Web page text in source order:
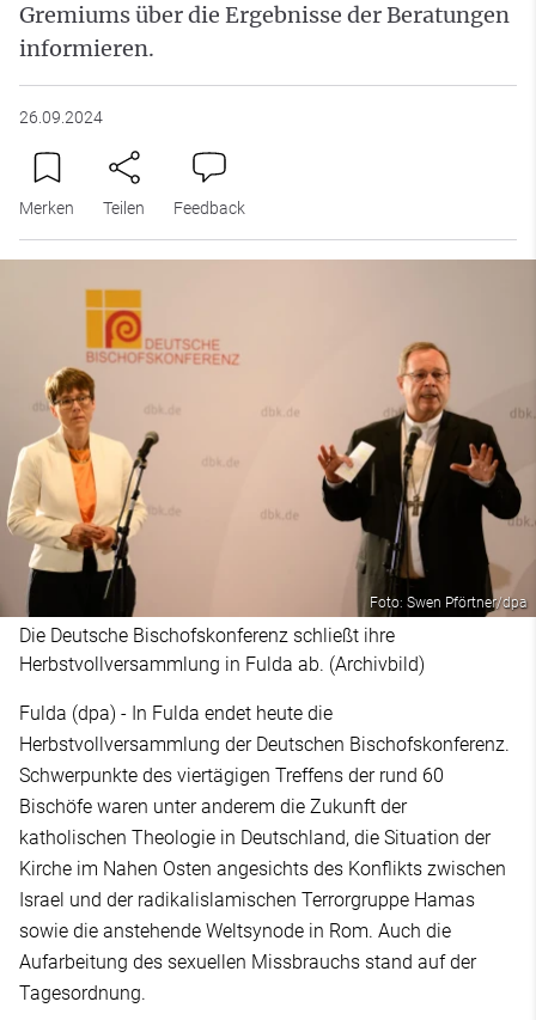
Gremiums über die Ergebnisse der Beratungen
informieren.
26.09.2024
Merken Teilen Feedback
Foto: Swen Pförtner/dpa
Die Deutsche Bischofskonferenz schließt ihre
Herbstvollversammlung in Fulda ab. (Archivbild)
Fulda (dpa) - In Fulda endet heute die
Herbstvollversammlung der Deutschen Bischofskonferenz.
Schwerpunkte des viertägigen Treffens der rund 60
Bischöfe waren unter anderem die Zukunft der
katholischen Theologie in Deutschland, die Situation der
Kirche im Nahen Osten angesichts des Konflikts zwischen
Israel und der radikalislamischen Terrorgruppe Hamas
sowie die anstehende Weltsynode in Rom. Auch die
Aufarbeitung des sexuellen Missbrauchs stand auf der
Tagesordnung.